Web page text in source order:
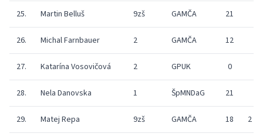
25. Martin Belluš 9zš GAMČA 21
26. Michal Farnbauer 2 GAMČA 12
27. Katarína Vosovičová 2 GPUK 0
28. Nela Danovska 1 ŠpMNDaG 21
29. Matej Repa 9zš GAMČA 18 2